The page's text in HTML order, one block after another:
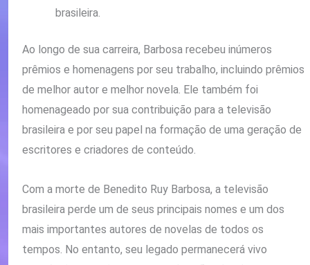
brasileira.
Ao longo de sua carreira, Barbosa recebeu inúmeros
prêmios e homenagens por seu trabalho, incluindo prêmios
de melhor autor e melhor novela. Ele também foi
homenageado por sua contribuição para a televisão
brasileira e por seu papel na formação de uma geração de
escritores e criadores de conteúdo.
Com a morte de Benedito Ruy Barbosa, a televisão
brasileira perde um de seus principais nomes e um dos
mais importantes autores de novelas de todos os
tempos. No entanto, seu legado permanecerá vivo